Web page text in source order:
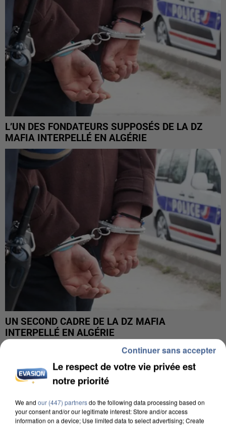
L’UN DES FONDATEURS SUPPOSÉS DE LA DZ
MAFIA INTERPELLÉ EN ALGÉRIE
UN SECOND CADRE DE LA DZ MAFIA
INTERPELLÉ EN ALGÉRIE
Le respect de votre vie privée est
notre priorité
We and our (447) partnersdo the following data processing based on
your consent and/or our legitimate interest: Store and/or access
information on a device; Use limited data to select advertising; Create
Continuer sans accepter